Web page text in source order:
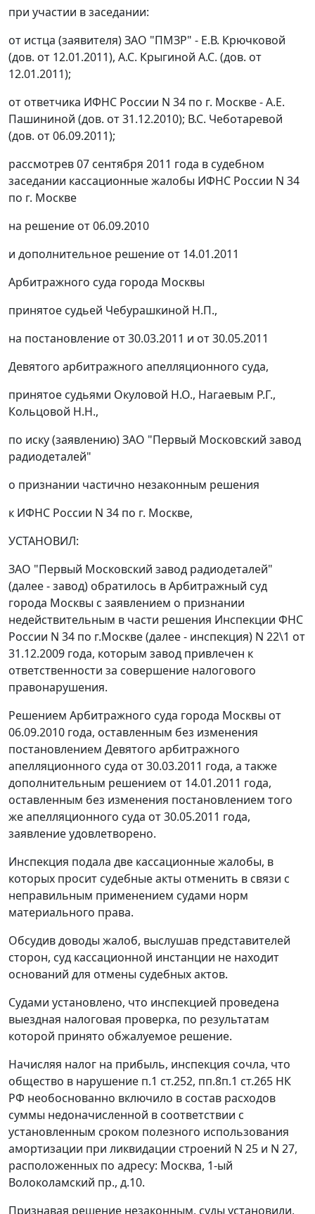
при участии в заседании:
от истца (заявителя) ЗАО "ПМЗР" - Е.В. Крючковой
(дов. от 12.01.2011), А.С. Крыгиной А.С. (дов. от
12.01.2011);
от ответчика ИФНС России N 34 по г. Москве - А.Е.
Пашининой (дов. от 31.12.2010); В.С. Чеботаревой
(дов. от 06.09.2011);
рассмотрев 07 сентября 2011 года в судебном
заседании кассационные жалобы ИФНС России N 34
по г. Москве
на решение от 06.09.2010
и дополнительное решение от 14.01.2011
Арбитражного суда города Москвы
принятое судьей Чебурашкиной Н.П.,
на постановление от 30.03.2011 и от 30.05.2011
Девятого арбитражного апелляционного суда,
принятое судьями Окуловой Н.О., Нагаевым Р.Г.,
Кольцовой Н.Н.,
по иску (заявлению) ЗАО "Первый Московский завод
радиодеталей"
о признании частично незаконным решения
к ИФНС России N 34 по г. Москве,
УСТАНОВИЛ:
ЗАО "Первый Московский завод радиодеталей"
(далее - завод) обратилось в Арбитражный суд
города Москвы с заявлением о признании
недействительным в части решения Инспекции ФНС
России N 34 по г.Москве (далее - инспекция) N 22\1 от
31.12.2009 года, которым завод привлечен к
ответственности за совершение налогового
правонарушения.
Решением Арбитражного суда города Москвы от
06.09.2010 года, оставленным без изменения
постановлением Девятого арбитражного
апелляционного суда от 30.03.2011 года, а также
дополнительным решением от 14.01.2011 года,
оставленным без изменения постановлением того
же апелляционного суда от 30.05.2011 года,
заявление удовлетворено.
Инспекция подала две кассационные жалобы, в
которых просит судебные акты отменить в связи с
неправильным применением судами норм
материального права.
Обсудив доводы жалоб, выслушав представителей
сторон, суд кассационной инстанции не находит
оснований для отмены судебных актов.
Судами установлено, что инспекцией проведена
выездная налоговая проверка, по результатам
которой принято обжалуемое решение.
Начисляя налог на прибыль, инспекция сочла, что
общество в нарушение п.1 ст.252, пп.8п.1 ст.265 НК
РФ необоснованно включило в состав расходов
суммы недоначисленной в соответствии с
установленным сроком полезного использования
амортизации при ликвидации строений N 25 и N 27,
расположенных по адресу: Москва, 1-ый
Волоколамский пр., д.10.
Признавая решение незаконным, суды установили,